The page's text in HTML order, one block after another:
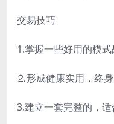
交易技巧
1.掌握一些好用的模
⒉形成健康实用，终
3.建立一套完整的，